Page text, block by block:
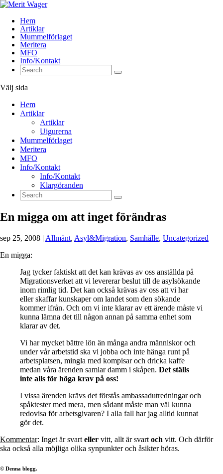
Hem
Artiklar
Mummelförlaget
Meritera
MFO
Info/Kontakt
Välj sida
Hem
Artiklar
Artiklar
Uigurerna
Mummelförlaget
Meritera
MFO
Info/Kontakt
Info/Kontakt
Klargöranden
En migga om att inget förändras
sep 25, 2008 | Allmänt, Asyl&Migration, Samhälle, Uncategorized
En migga:
Jag tycker faktiskt att det kan krävas av oss anställda på
Migrationsverket att vi levererar beslut till de asylsökande
inom rimlig tid. Det kan också krävas av oss att vi har
eller skaffar kunskaper om landet som den sökande
kommer ifrån. Och om vi inte klarar av ett ärende måste vi
kunna lämna det till någon annan på samma enhet som
klarar av det.
Vi har mycket bättre lön än många andra människor och
under vår arbetstid ska vi jobba och inte hänga runt på
arbetsplatsen, mingla med kompisar och dricka kaffe
medan våra ärenden samlar damm i skåpen. Det ställs
inte alls för höga krav på oss!
I vissa ärenden krävs det förstås ambassadutredningar och
spåktester med mera, men sådant måste man väl kunna
redovisa för arbetsgivaren? I alla fall har jag alltid kunnat
gör det.
Kommentar: Inget är svart eller vitt, allt är svart och vitt. Och därför
ska också alla möjliga olika synpunkter och åsikter höras.
© Denna blogg.